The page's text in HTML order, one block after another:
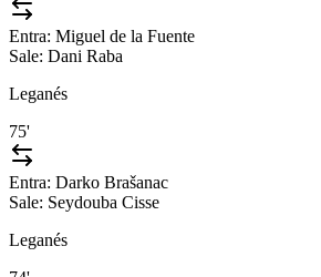
Entra: Miguel de la Fuente
Sale: Dani Raba
Leganés
75'
Entra: Darko Brašanac
Sale: Seydouba Cisse
Leganés